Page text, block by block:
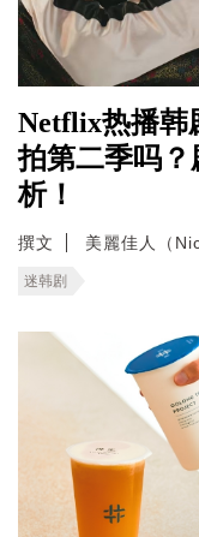
Netflix热播韩
拍第二季吗
析！
撰文 美麗佳人（Nic
迷韩剧